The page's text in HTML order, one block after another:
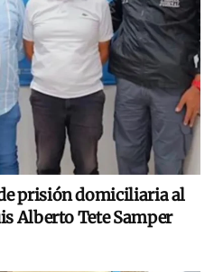
prisión domiciliaria al
Alberto Tete Samper